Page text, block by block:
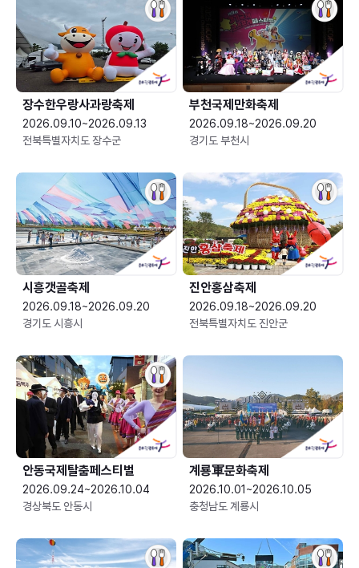
장수한우랑사과랑축제
2026.09.10~2026.09.13
전북특별자치도 장수군
부천국제만화축제
2026.09.18~2026.09.20
경기도 부천시
시흥갯골축제
2026.09.18~2026.09.20
경기도 시흥시
진안홍삼축제
2026.09.18~2026.09.20
전북특별자치도 진안군
안동국제탈춤페스티벌
2026.09.24~2026.10.04
경상북도 안동시
2026.10.01~2026.10.05
충청남도 계룡시